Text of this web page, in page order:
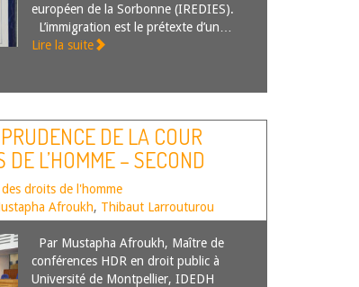
européen de la Sorbonne (IREDIES).
L’immigration est le prétexte d’un…
Lire la suite
DE LA COUR
L’HOMME – SECOND
droits de l'homme
Afroukh, Thibaut Larrouturou
Par Mustapha Afroukh, Maître de
conférences HDR en droit public à
Université de Montpellier, IDEDH